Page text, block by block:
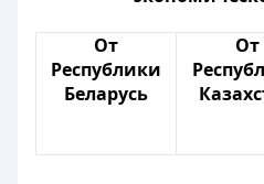
От
Республики
Беларусь
От